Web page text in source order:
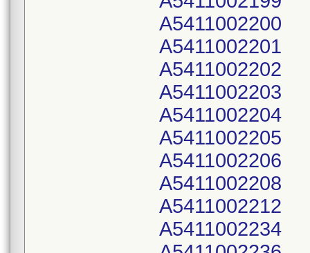
A5411002200
A5411002201
A5411002202
A5411002203
A5411002204
A5411002205
A5411002206
A5411002208
A5411002212
A5411002234